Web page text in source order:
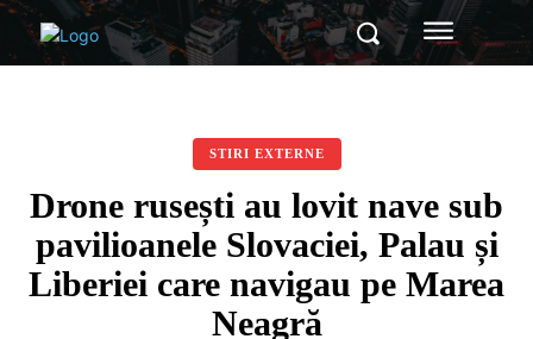
STIRI EXTERNE
Drone rusești au lovit nave sub
pavilioanele Slovaciei, Palau și
Liberiei care navigau pe Marea
Neagră